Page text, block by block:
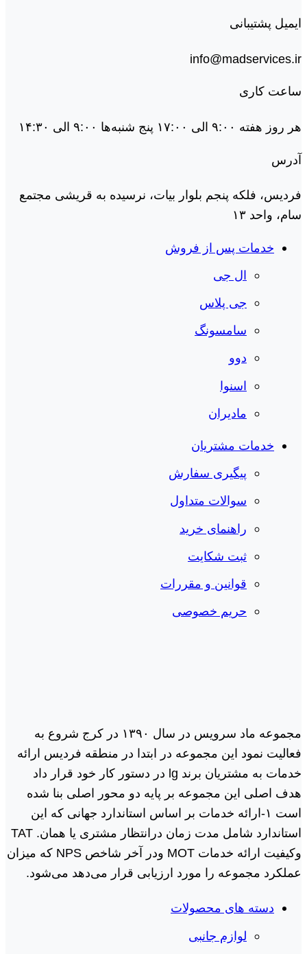
ایمیل پشتیبانی
info@madservices.ir
ساعت کاری
هر روز هفته ۹:۰۰ الی ۱۷:۰۰ پنج شنبه‌ها ۹:۰۰ الی ۱۴:۳۰
آدرس
فردیس، فلکه پنجم بلوار بیات، نرسیده به قریشی مجتمع
سام، واحد ۱۳
خدمات پس از فروش
ال جی
جی پلاس
سامسونگ
دوو
اسنوا
مادیران
خدمات مشتریان
پیگیری سفارش
سوالات متداول
راهنمای خرید
ثبت شکایت
قوانین و مقررات
حریم خصوصی
مجموعه ماد سرویس در سال ١٣٩٠ در کرج شروع به
فعالیت نمود این مجموعه در ابتدا در منطقه فردیس ارائه
خدمات به مشتریان برند lg در دستور کار خود قرار داد
هدف اصلی این مجموعه بر پایه دو محور اصلی بنا شده
است ١-ارائه خدمات بر اساس استاندارد جهانی که این
استاندارد شامل مدت زمان درانتظار مشتری یا همان. TAT
وکیفیت ارائه خدمات MOT ودر آخر شاخص NPS که میزان
عملکرد مجموعه را مورد ارزیابی قرار می‌دهد می‌شود.
دسته های محصولات
لوازم جانبی